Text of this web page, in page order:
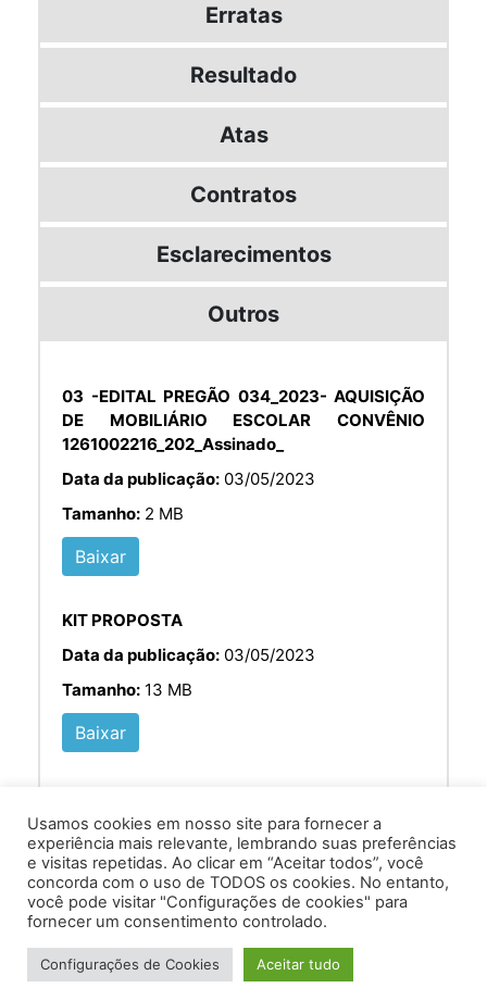
Erratas
Resultado
Atas
Contratos
Esclarecimentos
Outros
03 -EDITAL PREGÃO 034_2023- AQUISIÇÃO
DE MOBILIÁRIO ESCOLAR CONVÊNIO
1261002216_202_Assinado_
Data da publicação: 03/05/2023
Tamanho: 2 MB
Baixar
KIT PROPOSTA
Data da publicação: 03/05/2023
Tamanho: 13 MB
Baixar
Av. Prof. Armando Alves da Silva, nº 1950 - Zacarias,
Caratinga - MG - 35302-403 / Tel: (33) 3329 8000
Desenvolvido por VersaTec
Usamos cookies em nosso site para fornecer a
experiência mais relevante, lembrando suas preferências
e visitas repetidas. Ao clicar em “Aceitar todos”, você
concorda com o uso de TODOS os cookies. No entanto,
você pode visitar "Configurações de cookies" para
fornecer um consentimento controlado.
Configurações de Cookies Aceitar tudo